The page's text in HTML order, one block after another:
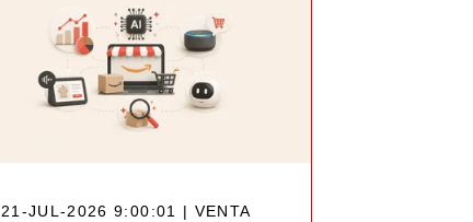
21-JUL-2026 9:00:01 | VENTA